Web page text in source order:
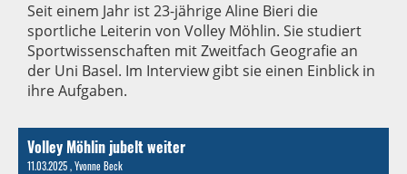
Seit einem Jahr ist 23-jährige Aline Bieri die
sportliche Leiterin von Volley Möhlin. Sie studiert
Sportwissenschaften mit Zweitfach Geografie an
der Uni Basel. Im Interview gibt sie einen Einblick in
ihre Aufgaben.
Volley Möhlin jubelt weiter
11.03.2025, Yvonne Beck